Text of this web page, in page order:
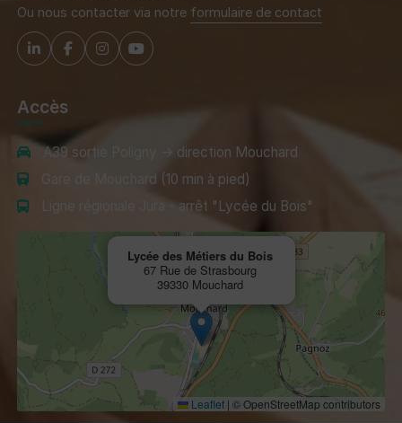
Ou nous contacter via notre formulaire de contact
Accès
A39 sortie Poligny → direction Mouchard
Gare de Mouchard (10 min à pied)
Ligne régionale Jura - arrêt "Lycée du Bois"
Lycée des Métiers du Bois
67 Rue de Strasbourg
39330 Mouchard
Leaflet | © OpenStreetMap contributors